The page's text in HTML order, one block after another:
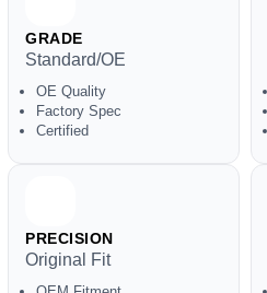
GRADE
Standard/OE
OE Quality
Factory Spec
Certified
PRECISION
Original Fit